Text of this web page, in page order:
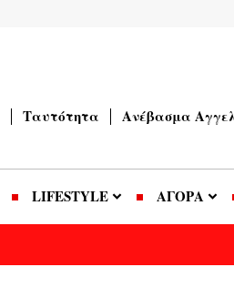
Ταυτότητα Ανέβασμα
LIFESTYLE ΑΓΟΡΑ